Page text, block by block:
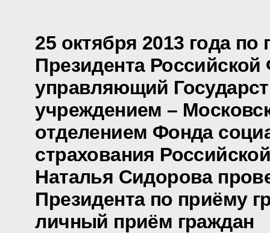
25 октября 2013 года
Президента
управляющий
учреждением –
отделением Фонда
страхования
Наталья Сидорова
Президента по приёму
личный приём граждан